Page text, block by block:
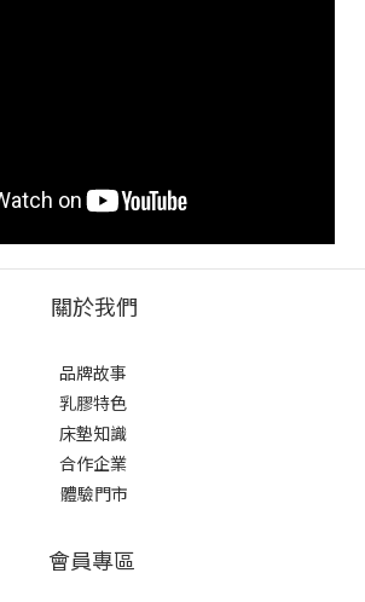
關於我們
品牌故事
乳膠特色
床墊知識
合作企業
體驗門市
會員專區